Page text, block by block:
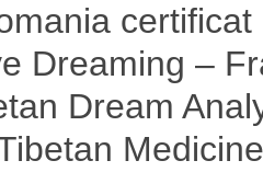
Dreaming –
Dream